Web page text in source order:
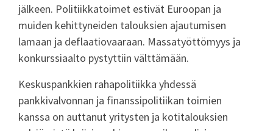
jälkeen. Politiikkatoimet estivät Euroopan ja
muiden kehittyneiden talouksien ajautumisen
lamaan ja deflaatiovaaraan. Massatyöttömyys ja
konkurssiaalto pystyttiin välttämään.
Keskuspankkien rahapolitiikka yhdessä
pankkivalvonnan ja finanssipolitiikan toimien
kanssa on auttanut yritysten ja kotitalouksien